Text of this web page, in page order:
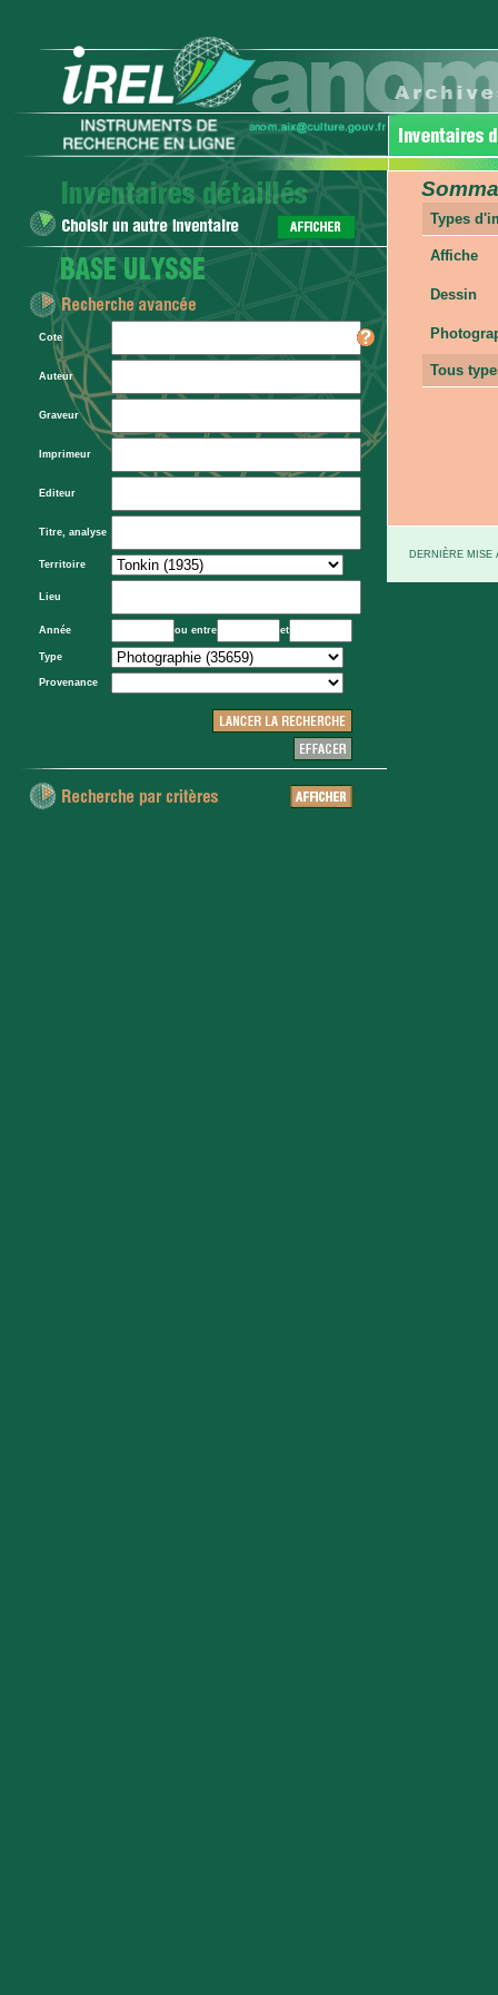
Cote
Auteur
Graveur
Imprimeur
Editeur
Titre, analyse
Territoire
Lieu
Année ou entre et
Type
Provenance
Types
Affiche
Dessin
Tous
DERNIÈRE MISE